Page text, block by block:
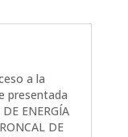
a la
presentada
ENERGÍA
DE